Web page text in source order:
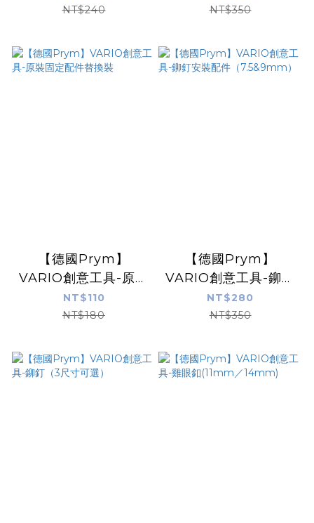
NT$240
NT$350
【德國Prym】
VARIO創意工具-原裝
固定配件替換裝
NT$110
NT$180
【德國Prym】
VARIO創意工具-鉚釘
安裝配件
（7.5&9mm）
NT$280
NT$350